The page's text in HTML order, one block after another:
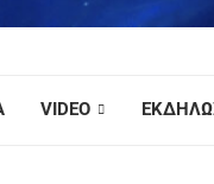
VIDEO